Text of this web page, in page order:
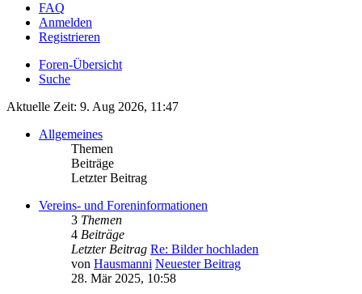
FAQ
Anmelden
Registrieren
Foren-Übersicht
Suche
Aktuelle Zeit: 9. Aug 2026, 11:47
Allgemeines
Themen
Beiträge
Letzter Beitrag
Vereins- und Foreninformationen
3 Themen
4 Beiträge
Letzter Beitrag Re: Bilder hochladen
von Hausmanni Neuester Beitrag
28. Mär 2025, 10:58